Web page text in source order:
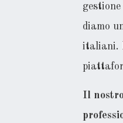
diamo
italiani.
Il